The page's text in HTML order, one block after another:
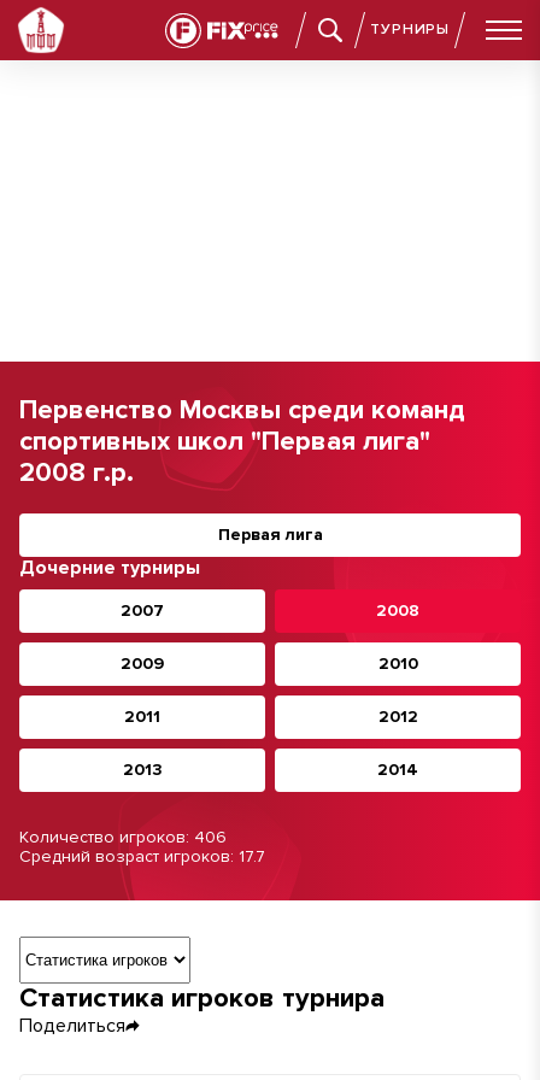
ТУРНИРЫ
Первенство Москвы среди команд
спортивных школ "Первая лига"
2008 г.р.
Первая лига
Дочерние турниры
2007 2008
2009 2010
2011 2012
2013 2014
Количество игроков: 406
Средний возраст игроков: 17.7
Навигация по разделам турнира
Статистика игроков турнира
Поделиться